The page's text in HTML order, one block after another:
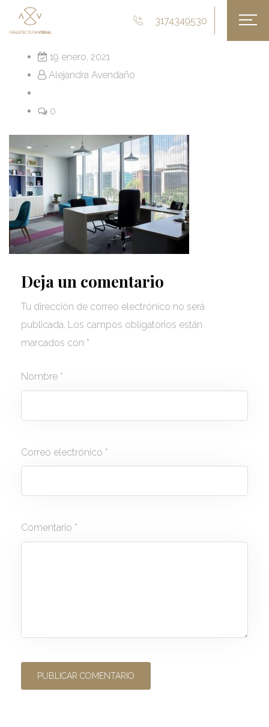
3174349530
19 enero, 2021
Alejandra Avendaño
0
Deja un comentario
Tu dirección de correo electrónico no será
publicada. Los campos obligatorios están
marcados con *
Nombre *
Correo electrónico *
Comentario *